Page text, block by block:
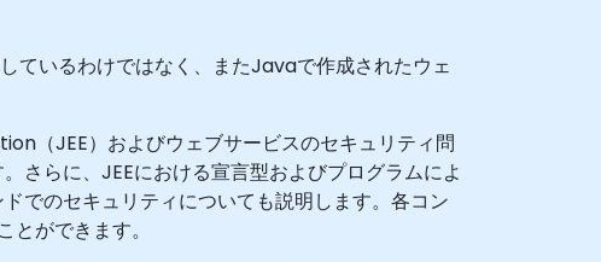
ているわけではなく、またJavaで作成されたウェ
（JEE）およびウェブサービスのセキュリティ問
さらに、JEEにおける宣言型およびプログラムによ
でのセキュリティについても説明します。各コン
ができます。